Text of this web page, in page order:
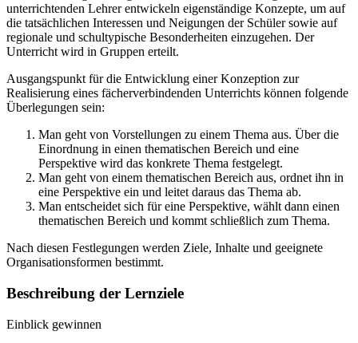
unterrichtenden Lehrer entwickeln eigenständige Konzepte, um auf
die tatsächlichen Interessen und Neigungen der Schüler sowie auf
regionale und schultypische Besonderheiten einzugehen. Der
Unterricht wird in Gruppen erteilt.
Ausgangspunkt für die Entwicklung einer Konzeption zur
Realisierung eines fächerverbindenden Unterrichts können folgende
Überlegungen sein:
Man geht von Vorstellungen zu einem Thema aus. Über die
Einordnung in einen thematischen Bereich und eine
Perspektive wird das konkrete Thema festgelegt.
Man geht von einem thematischen Bereich aus, ordnet ihn in
eine Perspektive ein und leitet daraus das Thema ab.
Man entscheidet sich für eine Perspektive, wählt dann einen
thematischen Bereich und kommt schließlich zum Thema.
Nach diesen Festlegungen werden Ziele, Inhalte und geeignete
Organisationsformen bestimmt.
Beschreibung der Lernziele
Einblick gewinnen